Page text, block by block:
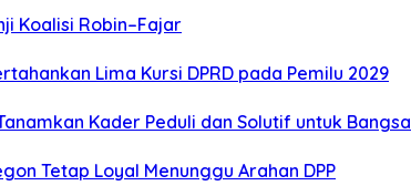
Koalisi Robin–Fajar
Lima Kursi DPRD pada Pemilu 2029
Kader Peduli dan Solutif untuk Bangsa
Tetap Loyal Menunggu Arahan DPP